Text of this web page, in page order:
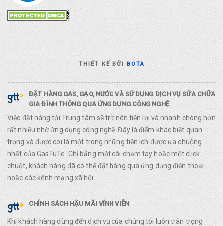
THIẾT KẾ BỞIBOTA
ĐẶT HÀNG GAS, GẠO, NƯỚC VÀ SỬ DỤNG DỊCH VỤ SỬA CHỮA
GIA ĐÌNH THÔNG QUA ỨNG DỤNG CÔNG NGHỆ
Việc đặt hàng tới Trung tâm sẽ trở nên tiện lợi và nhanh chóng hơn
rất nhiều nhờ ứng dụng công nghệ. Đây là điểm khác biệt quan
trọng và được coi là một trong những tiện ích được ưa chuộng
nhất của GasTuTe. Chỉ bằng một cái chạm tay hoặc một click
chuột, khách hàng đã có thể đặt hàng qua ứng dụng điện thoại
hoặc các kênh mạng xã hội
CHÍNH SÁCH HẬU MÃI VĨNH VIỄN
Khi khách hàng dùng đến dịch vụ của chúng tôi luôn trân trọng